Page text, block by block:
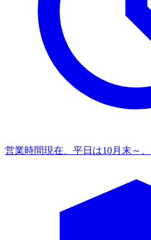
営業時間現在、平日は10月末～